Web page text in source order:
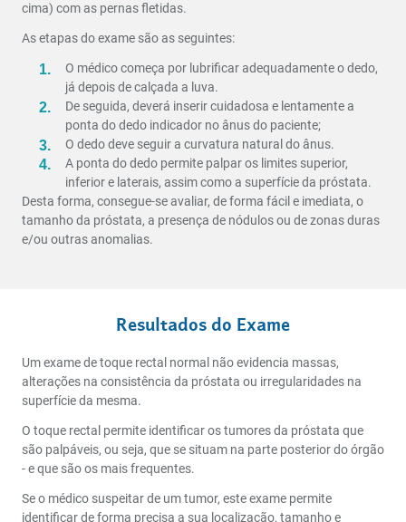
cima) com as pernas fletidas.
As etapas do exame são as seguintes:
O médico começa por lubrificar adequadamente o dedo,
já depois de calçada a luva.
De seguida, deverá inserir cuidadosa e lentamente a
ponta do dedo indicador no ânus do paciente;
O dedo deve seguir a curvatura natural do ânus.
A ponta do dedo permite palpar os limites superior,
inferior e laterais, assim como a superfície da próstata.
Desta forma, consegue-se avaliar, de forma fácil e imediata, o
tamanho da próstata, a presença de nódulos ou de zonas duras
e/ou outras anomalias.
Resultados do Exame
Um exame de toque rectal normal não evidencia massas,
alterações na consistência da próstata ou irregularidades na
superfície da mesma.
O toque rectal permite identificar os tumores da próstata que
são palpáveis, ou seja, que se situam na parte posterior do órgão
- e que são os mais frequentes.
Se o médico suspeitar de um tumor, este exame permite
identificar de forma precisa a sua localização, tamanho e